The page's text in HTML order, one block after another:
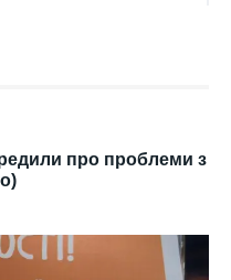
про проблеми з